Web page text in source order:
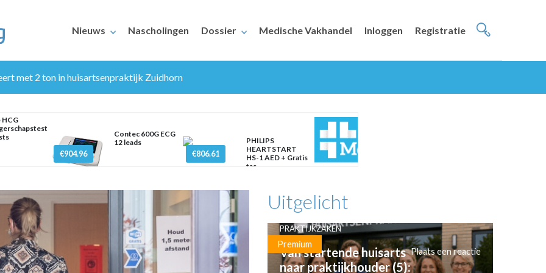
Nieuws Nascholingen Dossier Medische Vakhandel Inloggen Registratie
met 2 ton in huisartsenpraktijk Zuidhorn
€904.96
Contec 600G ECG
12 leads
€806.61
PHILIPS
HEARTSTART
HS-1 AED + Gratis
tas
Uitgelicht
Premium
PRAKTIJKZAKEN
Van startende huisarts
naar praktijkhouder (5):
Plaats een reactie